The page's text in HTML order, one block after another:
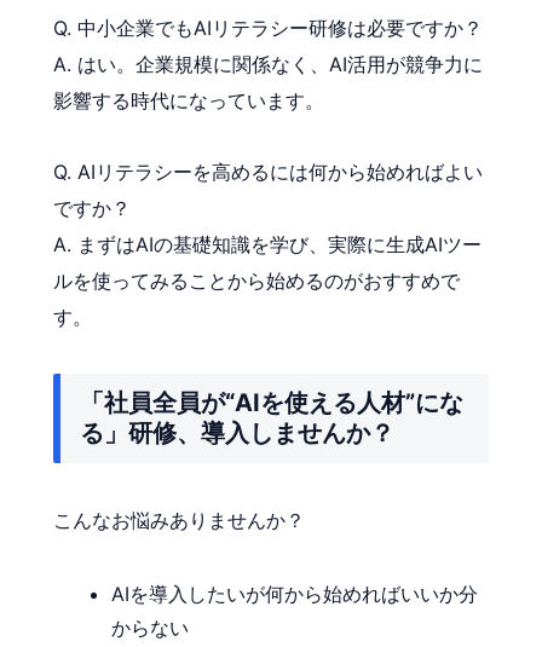
Q. 中小企業でもAIリテラシー研修は必要ですか？
A. はい。企業規模に関係なく、AI活用が競争力に
影響する時代になっています。
Q. AIリテラシーを高めるには何から始めればよい
ですか？
A. まずはAIの基礎知識を学び、実際に生成AIツー
ルを使ってみることから始めるのがおすすめで
す。
「社員全員が“AIを使える人材”にな
る」研修、導入しませんか？
こんなお悩みありませんか？
AIを導入したいが何から始めればいいか分
からない